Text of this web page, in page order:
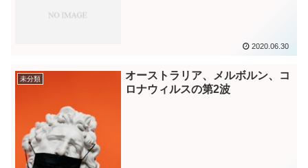
2020.06.30
未分類
オーストラリア、メルボルン、コ
ロナウィルスの第2波